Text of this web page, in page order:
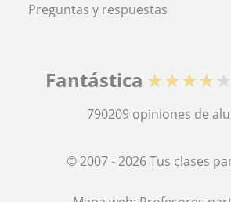
Preguntas y respuestas
Fantástica ★★★★★
790209 opiniones de
© 2007 - 2026 Tus clases